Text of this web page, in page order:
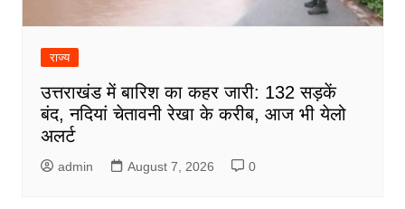
राज्य
उत्तराखंड में बारिश का कहर जारी: 132 सड़कें
बंद, नदियां चेतावनी रेखा के करीब, आज भी येलो
अलर्ट
admin August 7, 2026 0